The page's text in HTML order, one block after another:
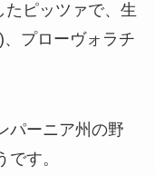
ピッツァで、生
プローヴォラチ
パーニア州の野
す。